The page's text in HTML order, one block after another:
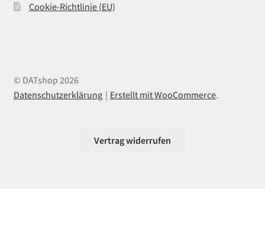
Cookie-Richtlinie (EU)
© DATshop 2026
Datenschutzerklärung
Erstellt mit WooCommerce.
Vertrag widerrufen